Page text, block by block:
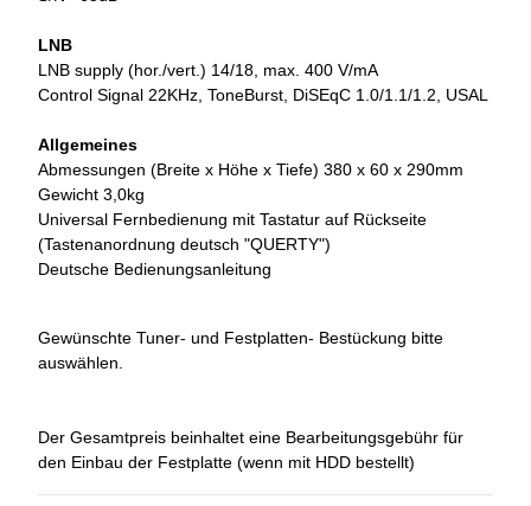
LNB
LNB supply (hor./vert.) 14/18, max. 400 V/mA
Control Signal 22KHz, ToneBurst, DiSEqC 1.0/1.1/1.2, USAL
Allgemeines
Abmessungen (Breite x Höhe x Tiefe) 380 x 60 x 290mm
Gewicht 3,0kg
Universal Fernbedienung mit Tastatur auf Rückseite
(Tastenanordnung deutsch "QUERTY")
Deutsche Bedienungsanleitung
Gewünschte Tuner- und Festplatten- Bestückung bitte
auswählen.
Der Gesamtpreis beinhaltet eine Bearbeitungsgebühr für
den Einbau der Festplatte (wenn mit HDD bestellt)